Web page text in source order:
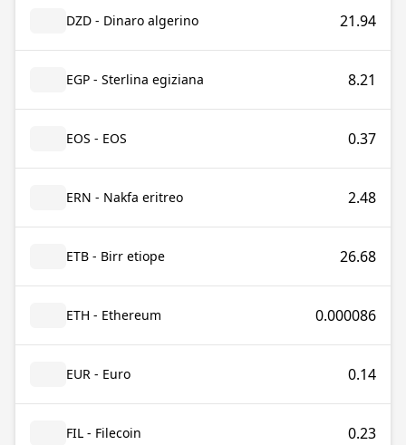
DZD - Dinaro algerino 21.94
EGP - Sterlina egiziana 8.21
EOS - EOS 0.37
ERN - Nakfa eritreo 2.48
ETB - Birr etiope 26.68
ETH - Ethereum 0.000086
EUR - Euro 0.14
FIL - Filecoin 0.23